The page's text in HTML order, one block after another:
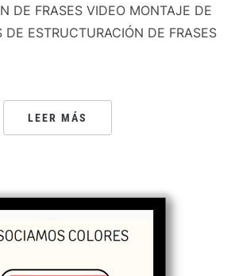
DE FRASES VIDEO MONTAJE DE
DE ESTRUCTURACIÓN DE FRASES
LEER MÁS